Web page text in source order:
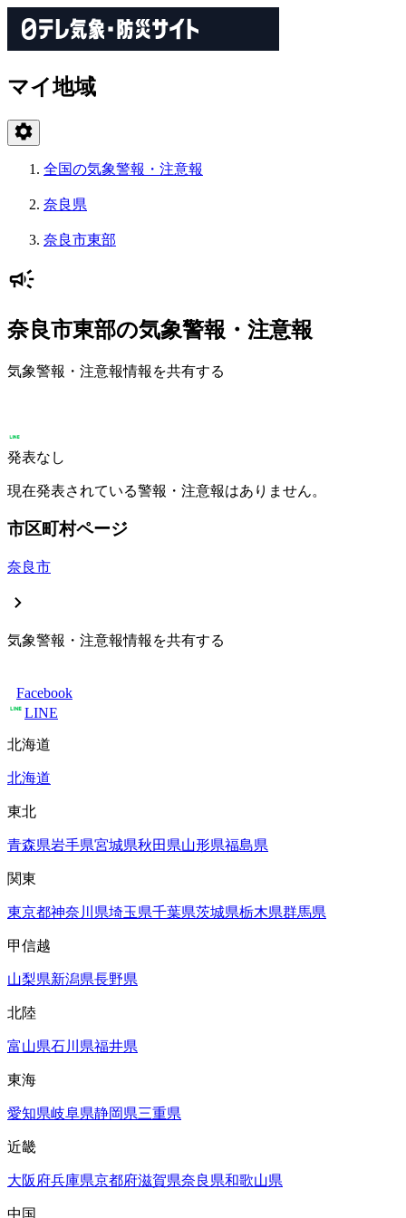
マイ地域
全国の気象警報・注意報
奈良県
奈良市東部
奈良市東部の気象警報・注意報
気象警報・注意報情報を共有する
発表なし
現在発表されている警報・注意報はありません。
市区町村ページ
奈良市
気象警報・注意報情報を共有する
Facebook
LINE
北海道
北海道
東北
青森県岩手県宮城県秋田県山形県福島県
関東
東京都神奈川県埼玉県千葉県茨城県栃木県群馬県
甲信越
山梨県新潟県長野県
北陸
富山県石川県福井県
東海
愛知県岐阜県静岡県三重県
近畿
大阪府兵庫県京都府滋賀県奈良県和歌山県
中国